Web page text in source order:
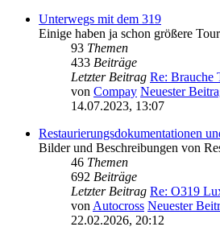
Unterwegs mit dem 319
Einige haben ja schon größere
93 Themen
433 Beiträge
Letzter Beitrag Re: Brauche
von Compay Neuester
14.07.2023, 13:07
Restaurierungsdokumentationen
Bilder und Beschreibungen von
46 Themen
692 Beiträge
Letzter Beitrag Re: O319
von Autocross Neuester
22.02.2026, 20:12